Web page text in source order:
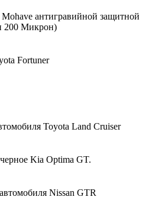
антигравийной защитной
200 Микрон)
Fortuner
Toyota Land Cruiser
Kia Optima GT.
Nissan GTR